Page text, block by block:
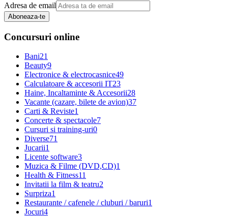
Adresa de email
Aboneaza-te
Concursuri online
Bani21
Beauty9
Electronice & electrocasnice49
Calculatoare & accesorii IT23
Haine, Incaltaminte & Accesorii28
Vacante (cazare, bilete de avion)37
Carti & Reviste1
Concerte & spectacole7
Cursuri si training-uri0
Diverse71
Jucarii1
Licente software3
Muzica & Filme (DVD,CD)1
Health & Fitness11
Invitatii la film & teatru2
Surpriza1
Restaurante / cafenele / cluburi / baruri1
Jocuri4